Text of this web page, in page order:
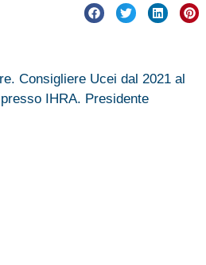
Consigliere Ucei dal 2021 al
IHRA. Presidente